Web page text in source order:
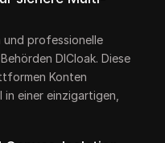
und professionelle
DICloak. Diese
Konten
einer einzigartigen,